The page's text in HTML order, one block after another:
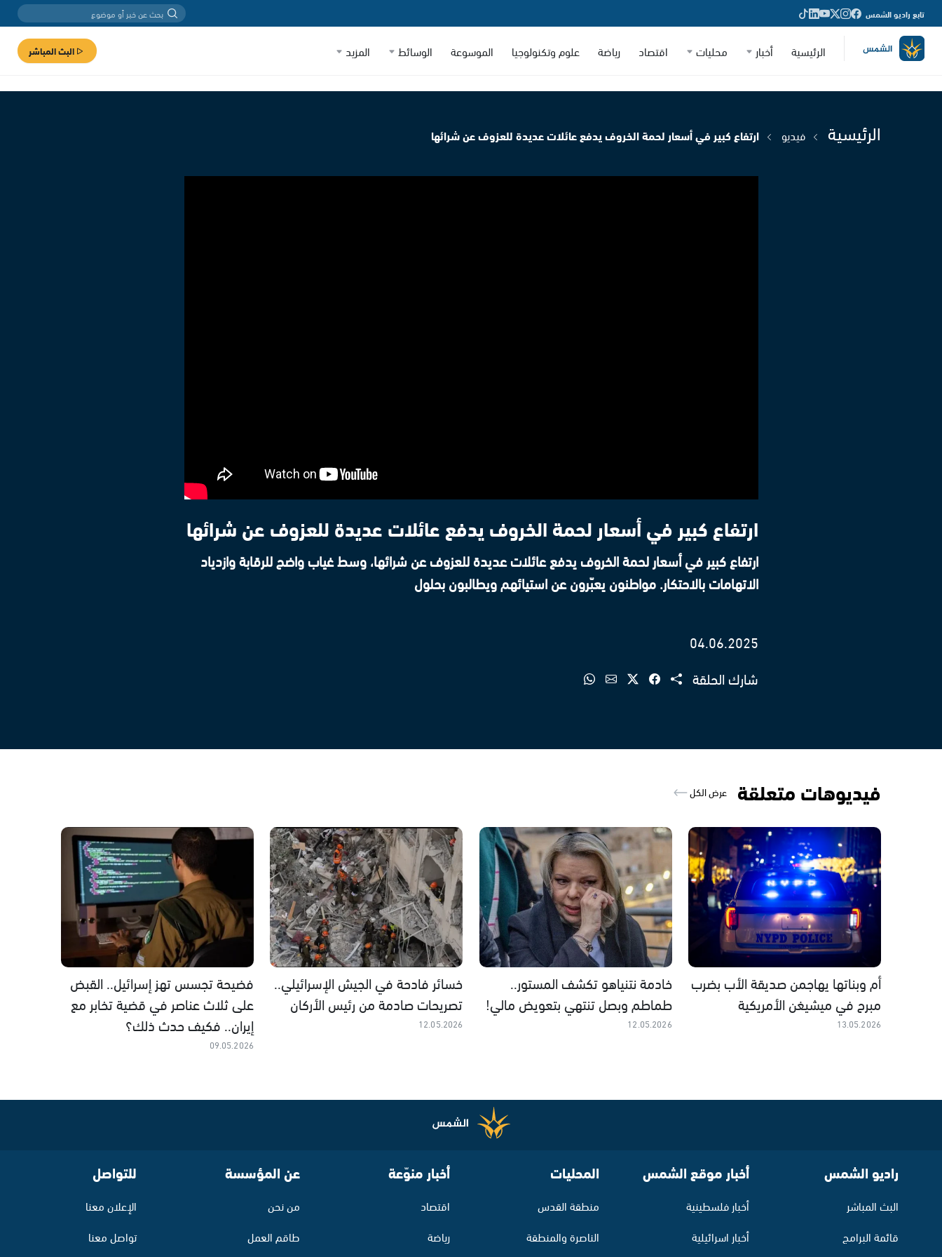
تابع راديو الشمس
الرئيسية أخبار محليات اقتصاد رياضة علوم وتكنولوجيا الموسوعة الوسائط المزيد البث المباشر
الرئيسية فيديو ارتفاع كبير في أسعار لحمة الخروف يدفع عائلات عديدة للعزوف عن شرائها
ارتفاع كبير في أسعار لحمة الخروف يدفع عائلات عديدة للعزوف عن شرائها
ارتفاع كبير في أسعار لحمة الخروف يدفع عائلات عديدة للعزوف عن شرائها، وسط غياب واضح للرقابة وازدياد
الاتهامات بالاحتكار. مواطنون يعبّرون عن استيائهم ويطالبون بحلول
04.06.2025
شارك الحلقة
فيديوهات متعلقة عرض الكل
أم وبناتها يهاجمن صديقة الأب بضرب
مبرح في ميشيغن الأمريكية
13.05.2026
خادمة نتنياهو تكشف المستور..
طماطم وبصل تنتهي بتعويض مالي!
12.05.2026
خسائر فادحة في الجيش الإسرائيلي..
تصريحات صادمة من رئيس الأركان
12.05.2026
فضيحة تجسس تهز إسرائيل.. القبض
على ثلاث عناصر في قضية تخابر مع
إيران.. فكيف حدث ذلك؟
09.05.2026
راديو الشمس
البث المباشر
قائمة البرامج
أخبار موقع الشمس
أخبار فلسطينية
أخبار اسرائيلية
المحليات
منطقة القدس
الناصرة والمنطقة
أخبار منوّعة
اقتصاد
رياضة
عن المؤسسة
من نحن
طاقم العمل
للتواصل
الإعلان معنا
تواصل معنا